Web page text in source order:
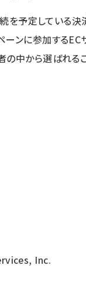
を予定している決
ンに参加するEC
中から選ばれる
Inc.